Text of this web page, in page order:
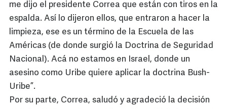
me dijo el presidente Correa que están con tiros en la
espalda. Así lo dijeron ellos, que entraron a hacer la
limpieza, ese es un término de la Escuela de las
Américas (de donde surgió la Doctrina de Seguridad
Nacional). Acá no estamos en Israel, donde un
asesino como Uribe quiere aplicar la doctrina Bush-
Uribe”.
Por su parte, Correa, saludó y agradeció la decisión